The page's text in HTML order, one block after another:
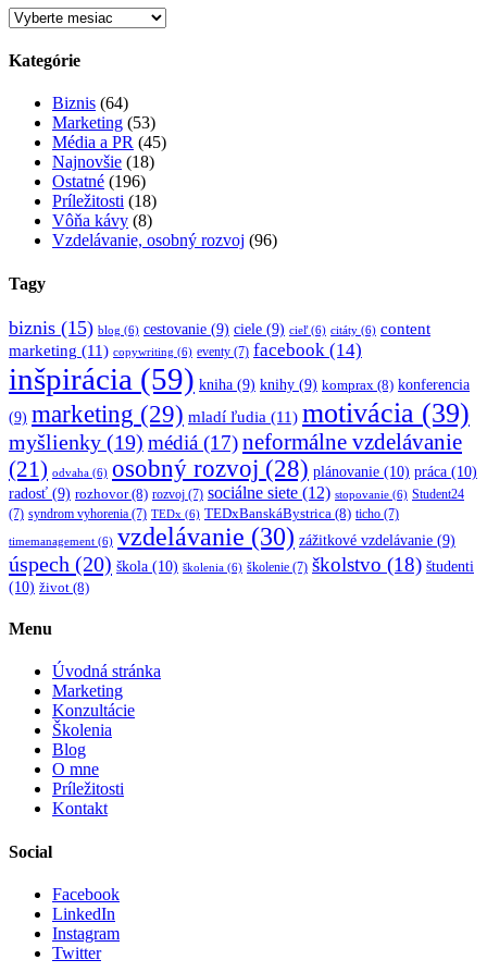
Archív
Kategórie
Biznis (64)
Marketing (53)
Média a PR (45)
Najnovšie (18)
Ostatné (196)
Príležitosti (18)
Vôňa kávy (8)
Vzdelávanie, osobný rozvoj (96)
Tagy
biznis (15) blog (6) cestovanie (9) ciele (9) cieľ(6) citáty (6) content
marketing (11) copywriting (6) eventy (7) facebook (14)
inšpirácia (59) kniha (9) knihy (9) komprax (8) konferencia
(9) marketing (29) mladí ľudia (11) motivácia (39)
myšlienky (19) médiá (17)neformálne vzdelávanie
(21) odvaha (6) osobný rozvoj (28) plánovanie (10) práca (10)
radosť (9) rozhovor(8) rozvoj (7) sociálne siete (12) stopovanie (6) Student24
(7) syndrom vyhorenia (7) TEDx (6) TEDxBanskáBystrica (8) ticho (7)
timemanagement (6) vzdelávanie (30) zážitkové vzdelávanie (9)
úspech (20) škola (10) školenia (6) školenie (7) školstvo (18) študenti
(10) život (8)
Menu
Úvodná stránka
Marketing
Konzultácie
Školenia
Blog
O mne
Príležitosti
Kontakt
Social
Facebook
LinkedIn
Instagram
Twitter